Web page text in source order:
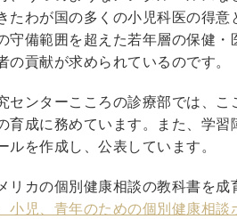
たわが国の多くの小児科医の得
守備範囲を超えた若年層の保健
の貢献が求められているのです。
センターこころの診療部では、
育成に務めています。また、学
ルを作成し、公表しています。
リカの個別健康相談の教科書を
小児、青年のための個別健康相談